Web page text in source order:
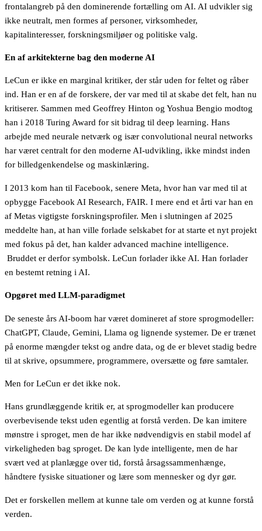
frontalangreb på den dominerende fortælling om AI. AI udvikler sig
ikke neutralt, men formes af personer, virksomheder,
kapitalinteresser, forskningsmiljøer og politiske valg.
En af arkitekterne bag den moderne AI
LeCun er ikke en marginal kritiker, der står uden for feltet og råber
ind. Han er en af de forskere, der var med til at skabe det felt, han nu
kritiserer. Sammen med Geoffrey Hinton og Yoshua Bengio modtog
han i 2018 Turing Award for sit bidrag til deep learning. Hans
arbejde med neurale netværk og især convolutional neural networks
har været centralt for den moderne AI-udvikling, ikke mindst inden
for billedgenkendelse og maskinlæring.
I 2013 kom han til Facebook, senere Meta, hvor han var med til at
opbygge Facebook AI Research, FAIR. I mere end et årti var han en
af Metas vigtigste forskningsprofiler. Men i slutningen af 2025
meddelte han, at han ville forlade selskabet for at starte et nyt projekt
med fokus på det, han kalder advanced machine intelligence.
Bruddet er derfor symbolsk. LeCun forlader ikke AI. Han forlader
en bestemt retning i AI.
Opgøret med LLM-paradigmet
De seneste års AI-boom har været domineret af store sprogmodeller:
ChatGPT, Claude, Gemini, Llama og lignende systemer. De er trænet
på enorme mængder tekst og andre data, og de er blevet stadig bedre
til at skrive, opsummere, programmere, oversætte og føre samtaler.
Men for LeCun er det ikke nok.
Hans grundlæggende kritik er, at sprogmodeller kan producere
overbevisende tekst uden egentlig at forstå verden. De kan imitere
mønstre i sproget, men de har ikke nødvendigvis en stabil model af
virkeligheden bag sproget. De kan lyde intelligente, men de har
svært ved at planlægge over tid, forstå årsagssammenhænge,
håndtere fysiske situationer og lære som mennesker og dyr gør.
Det er forskellen mellem at kunne tale om verden og at kunne forstå
verden.